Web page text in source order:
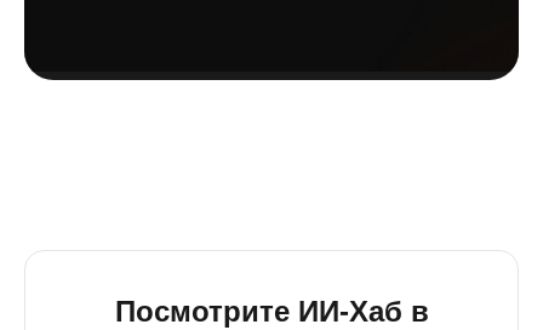
Посмотрите ИИ-Хаб в